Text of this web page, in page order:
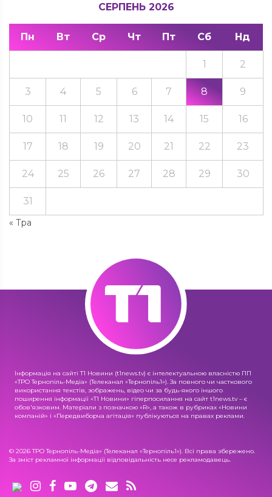
СЕРПЕНЬ 2026
Пн Вт Ср Чт Пт Сб Нд
« Тра
1 2
3 4 5 6 7 8 9
10 11 12 13 14 15 16
17 18 19 20 21 22 23
24 25 26 27 28 29 30
31
Інформація на сайті Т1 Новини (t1news.tv) є інтелектуальною власністю ПП
«ТРО Тернопіль-Медіа» (Телеканал «Тернопіль1»). За повного чи часткового
використання текстів, зображень, відео чи за будь-якого іншого
поширення інформації «Т1 Новини» гіперпосилання на сайт t1news.tv – є
обов'язковим. Матеріали з позначкою «R», а також в рубриках «Новини
компаній» і «Передвиборча агітація» публікуються на правах реклами.
© 2026 ТРО Тернопіль-Медіа» (Телеканал «Тернопіль1»). Всі права збережено.
За зміст рекламної інформації відповідальність несе рекламодавець.